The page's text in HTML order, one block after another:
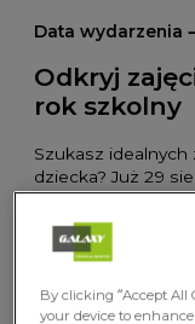
Data wydarzenia
Odkryj
rok szkolny
Szukasz
dziecka? Już 29
Edukacyjne!
Wydarzenia
Data wydarzenia
By clicking “Accept All
your device to